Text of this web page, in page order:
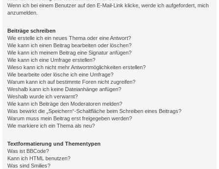
Wenn ich bei einem Benutzer auf den E-Mail-Link klicke, werde ich aufgefordert, mich
anzumelden.
Beiträge schreiben
Wie erstelle ich ein neues Thema oder eine Antwort?
Wie kann ich einen Beitrag bearbeiten oder löschen?
Wie kann ich meinem Beitrag eine Signatur anfügen?
Wie kann ich eine Umfrage erstellen?
Wieso kann ich nicht mehr Antwortmöglichkeiten erstellen?
Wie bearbeite oder lösche ich eine Umfrage?
Warum kann ich auf bestimmte Foren nicht zugreifen?
Weshalb kann ich keine Dateianhänge anfügen?
Weshalb wurde ich verwarnt?
Wie kann ich Beiträge den Moderatoren melden?
Was bewirkt die „Speichern“-Schaltfläche beim Schreiben eines Beitrags?
Warum muss mein Beitrag erst freigegeben werden?
Wie markiere ich ein Thema als neu?
Textformatierung und Thementypen
Was ist BBCode?
Kann ich HTML benutzen?
Was sind Smilies?